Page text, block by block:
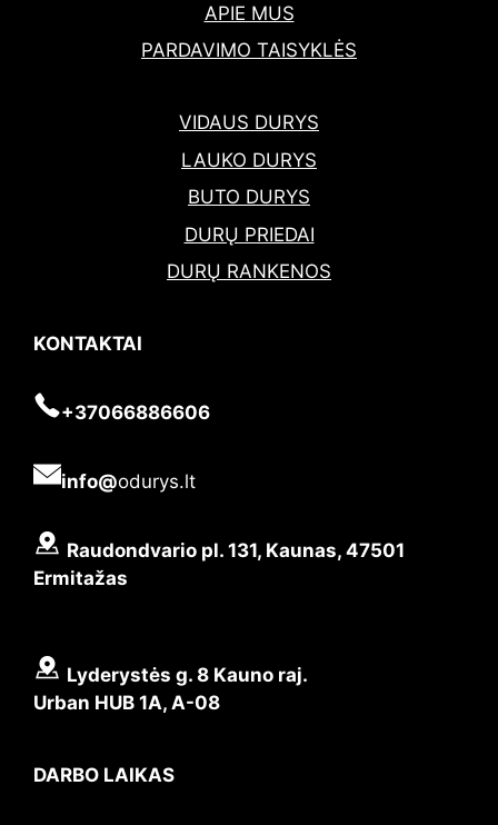
APIE MUS
PARDAVIMO TAISYKLĖS
VIDAUS DURYS
LAUKO DURYS
BUTO DURYS
DURŲ PRIEDAI
DURŲ RANKENOS
KONTAKTAI
+37066886606
info@odurys.lt
Raudondvario pl. 131, Kaunas, 47501
Ermitažas
Lyderystės g. 8 Kauno raj.
Urban HUB 1A, A-08
DARBO LAIKAS